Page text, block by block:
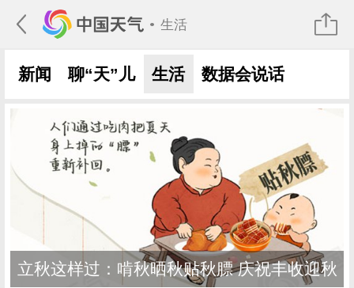
生活
新闻 聊“天”儿 生活 数据会说话
立秋这样过：啃秋晒秋贴秋膘 庆祝丰收迎秋